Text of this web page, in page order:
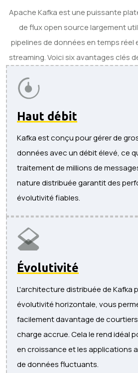
Apache Kafka est une puissante
de flux open source largement
pipelines de données en temps réel
streaming. Voici six avantages clés
Haut débit
Kafka est conçu pour gérer de
données avec un débit élevé, ce
traitement de millions de
nature distribuée garantit des
évolutivité fiables.
Évolutivité
L'architecture distribuée de Kafka
évolutivité horizontale, vous
facilement davantage de
charge accrue. Cela le rend idéal
en croissance et les applications
de données fluctuants.